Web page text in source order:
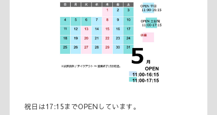
祝日は17:15までOPENしています。